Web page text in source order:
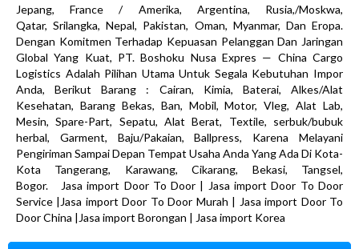
Jepang, France / Amerika, Argentina, Rusia,/Moskwa,
Qatar, Srilangka, Nepal, Pakistan, Oman, Myanmar, Dan Eropa.
Dengan Komitmen Terhadap Kepuasan Pelanggan Dan Jaringan
Global Yang Kuat, PT. Boshoku Nusa Expres — China Cargo
Logistics Adalah Pilihan Utama Untuk Segala Kebutuhan Impor
Anda, Berikut Barang : Cairan, Kimia, Baterai, Alkes/Alat
Kesehatan, Barang Bekas, Ban, Mobil, Motor, Vleg, Alat Lab,
Mesin, Spare-Part, Sepatu, Alat Berat, Textile, serbuk/bubuk
herbal, Garment, Baju/Pakaian, Ballpress, Karena Melayani
Pengiriman Sampai Depan Tempat Usaha Anda Yang Ada Di Kota-
Kota Tangerang, Karawang, Cikarang, Bekasi, Tangsel,
Bogor. Jasa import Door To Door | Jasa import Door To Door
Service |Jasa import Door To Door Murah | Jasa import Door To
Door China |Jasa import Borongan | Jasa import Korea